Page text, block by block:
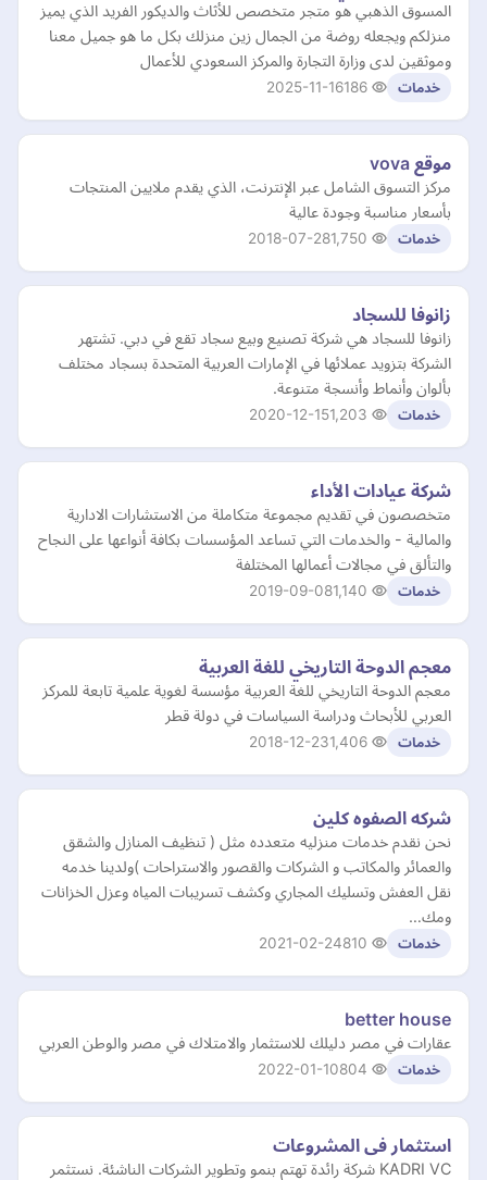
المسوق الذهبي هو متجر متخصص للأثاث والديكور الفريد الذي يميز
منزلكم ويجعله روضة من الجمال زين منزلك بكل ما هو جميل معنا
وموثقين لدى وزارة التجارة والمركز السعودي للأعمال
خدمات 2025-11-16
موقع vova
مركز التسوق الشامل عبر الإنترنت، الذي يقدم ملايين المنتجات
بأسعار مناسبة وجودة عالية
خدمات 2018-07-28
زانوفا للسجاد
زانوفا للسجاد هي شركة تصنيع وبيع سجاد تقع في دبي. تشتهر
الشركة بتزويد عملائها في الإمارات العربية المتحدة بسجاد مختلف
بألوان وأنماط وأنسجة متنوعة.
خدمات 2020-12-15
شركة عيادات الأداء
متخصصون في تقديم مجموعة متكاملة من الاستشارات الادارية
والمالية - والخدمات التي تساعد المؤسسات بكافة أنواعها على النجاح
والتألق في مجالات أعمالها المختلفة
خدمات 2019-09-08
معجم الدوحة التاريخي للغة العربية
معجم الدوحة التاريخي للغة العربية مؤسسة لغوية علمية تابعة للمركز
العربي للأبحاث ودراسة السياسات في دولة قطر
خدمات 2018-12-23
شركه الصفوه كلين
نحن نقدم خدمات منزليه متعدده مثل ( تنظيف المنازل والشقق
والعمائر والمكاتب و الشركات والقصور والاستراحات )ولدينا خدمه
نقل العفش وتسليك المجاري وكشف تسريبات المياه وعزل الخزانات
ومك…
خدمات 2021-02-24
better house
عقارات في مصر دليلك للاستثمار والامتلاك في مصر والوطن العربي
خدمات 2022-01-10
استثمار فى المشروعات
KADRI VC شركة رائدة تهتم بنمو وتطوير الشركات الناشئة. نستثمر